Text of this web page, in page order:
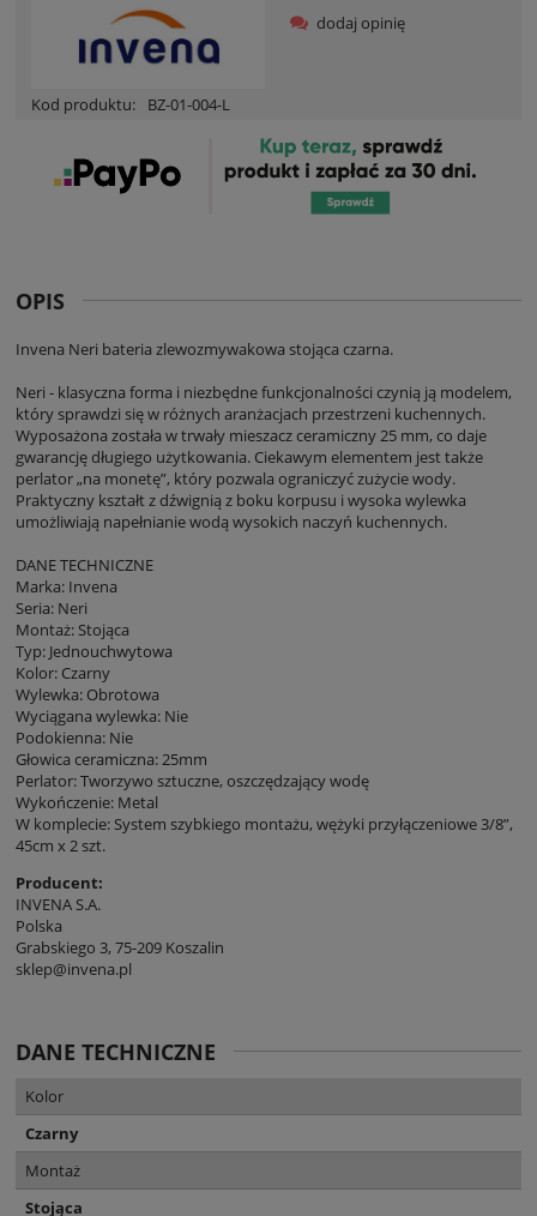
Kod produktu: BZ-01-004-L
dodaj opinię
OPIS
Invena Neri bateria zlewozmywakowa stojąca czarna.
Neri - klasyczna forma i niezbędne funkcjonalności czynią ją modelem,
który sprawdzi się w różnych aranżacjach przestrzeni kuchennych.
Wyposażona została w trwały mieszacz ceramiczny 25 mm, co daje
gwarancję długiego użytkowania. Ciekawym elementem jest także
perlator „na monetę”, który pozwala ograniczyć zużycie wody.
Praktyczny kształt z dźwignią z boku korpusu i wysoka wylewka
umożliwiają napełnianie wodą wysokich naczyń kuchennych.
DANE TECHNICZNE
Marka: Invena
Seria: Neri
Montaż: Stojąca
Typ: Jednouchwytowa
Kolor: Czarny
Wylewka: Obrotowa
Wyciągana wylewka: Nie
Podokienna: Nie
Głowica ceramiczna: 25mm
Perlator: Tworzywo sztuczne, oszczędzający wodę
Wykończenie: Metal
W komplecie: System szybkiego montażu, wężyki przyłączeniowe 3/8”,
45cm x 2 szt.
Producent:
INVENA S.A.
Polska
Grabskiego 3, 75-209 Koszalin
sklep@invena.pl
DANE TECHNICZNE
Kolor
Czarny
Montaż
Stojąca